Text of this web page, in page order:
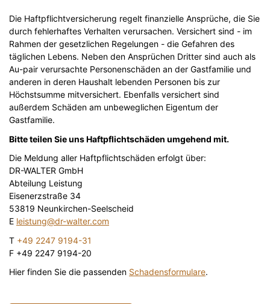
Die Haftpflichtversicherung regelt finanzielle Ansprüche, die Sie
durch fehlerhaftes Verhalten verursachen. Versichert sind - im
Rahmen der gesetzlichen Regelungen - die Gefahren des
täglichen Lebens. Neben den Ansprüchen Dritter sind auch als
Au-pair verursachte Personenschäden an der Gastfamilie und
anderen in deren Haushalt lebenden Personen bis zur
Höchstsumme mitversichert. Ebenfalls versichert sind
außerdem Schäden am unbeweglichen Eigentum der
Gastfamilie.
Bitte teilen Sie uns Haftpflichtschäden umgehend mit.
Die Meldung aller Haftpflichtschäden erfolgt über:
DR-WALTER GmbH
Abteilung Leistung
Eisenerzstraße 34
53819 Neunkirchen-Seelscheid
E leistung@dr-walter.com
T +49 2247 9194-31
F +49 2247 9194-20
Hier finden Sie die passenden Schadensformulare.